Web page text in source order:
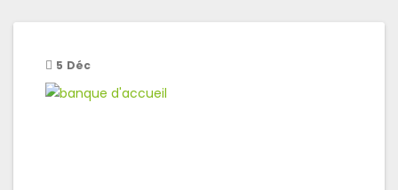
5 Déc